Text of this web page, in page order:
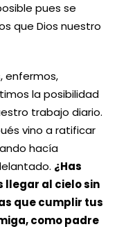
pues se
que Dios nuestro
enfermos,
la posibilidad
trabajo diario.
vino a ratificar
hacía
¿Has
llegar al cielo sin
que cumplir tus
como padre